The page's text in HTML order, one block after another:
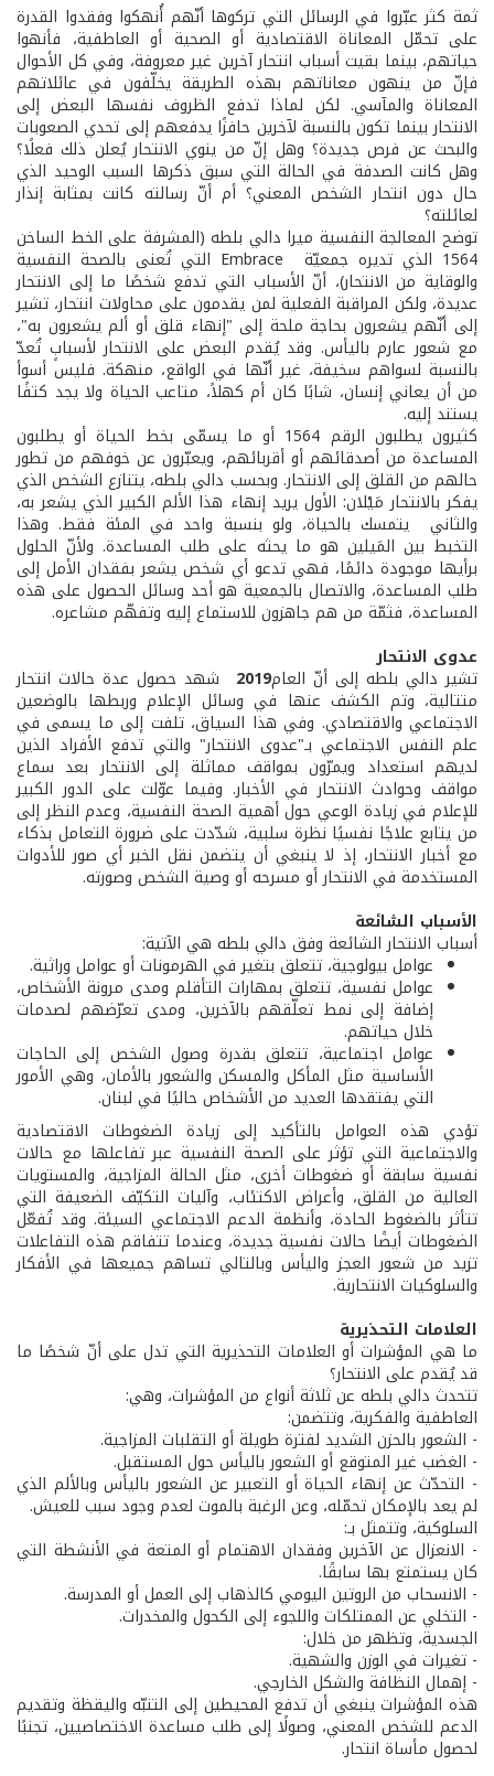
ثمة كثر عبّروا في الرسائل التي تركوها أنّهم أُنهكوا وفقدوا القدرة
على تحمّل المعاناة الاقتصادية أو الصحية أو العاطفية، فأنهوا
حياتهم، بينما بقيت أسباب انتحار آخرين غير معروفة، وفي كل الأحوال
فإنّ من ينهون معاناتهم بهذه الطريقة يخلّفون في عائلاتهم
المعاناة والمآسي. لكن لماذا تدفع الظروف نفسها البعض إلى
الانتحار بينما تكون بالنسبة لآخرين حافزًا يدفعهم إلى تحدي الصعوبات
والبحث عن فرص جديدة؟ وهل إنّ من ينوي الانتحار يُعلن ذلك فعلًا؟
وهل كانت الصدفة في الحالة التي سبق ذكرها السبب الوحيد الذي
حال دون انتحار الشخص المعني؟ أم أنّ رسالته كانت بمثابة إنذار
لعائلته؟
توضح المعالجة النفسية ميرا دالي بلطه (المشرفة على الخط الساخن
1564 الذي تديره جمعيّة Embrace التي تُعنى بالصحة النفسية
والوقاية من الانتحار)، أنّ الأسباب التي تدفع شخصًا ما إلى الانتحار
عديدة، ولكن المراقبة الفعلية لمن يقدمون على محاولات انتحار، تشير
إلى أنّهم يشعرون بحاجة ملحة إلى "إنهاء قلق أو ألم يشعرون به"،
مع شعور عارم باليأس. وقد يُقدم البعض على الانتحار لأسبابٍ تُعدّ
بالنسبة لسواهم سخيفة، غير أنّها في الواقع، منهكة. فليس أسوأ
من أن يعاني إنسان، شابًا كان أم كهلاً، متاعب الحياة ولا يجد كتفًا
يستند إليه.
كثيرون يطلبون الرقم 1564 أو ما يسمّى بخط الحياة أو يطلبون
المساعدة من أصدقائهم أو أقربائهم، ويعبّرون عن خوفهم من تطور
حالهم من القلق إلى الانتحار. وبحسب دالي بلطه، يتنازع الشخص الذي
يفكر بالانتحار مَيْلان: الأول يريد إنهاء هذا الألم الكبير الذي يشعر به،
والثاني يتمسك بالحياة، ولو بنسبة واحد في المئة فقط. وهذا
التخبط بين المَيلين هو ما يحثه على طلب المساعدة. ولأنّ الحلول
برأيها موجودة دائمًا، فهي تدعو أي شخص يشعر بفقدان الأمل إلى
طلب المساعدة، والاتصال بالجمعية هو أحد وسائل الحصول على هذه
المساعدة، فثمّة من هم جاهزون للاستماع إليه وتفهّم مشاعره.
عدوى الانتحار
تشير دالي بلطه إلى أنّ العام2019 شهد حصول عدة حالات انتحار
متتالية، وتم الكشف عنها في وسائل الإعلام وربطها بالوضعين
الاجتماعي والاقتصادي. وفي هذا السياق، تلفت إلى ما يسمى في
علم النفس الاجتماعي بـ"عدوى الانتحار" والتي تدفع الأفراد الذين
لديهم استعداد ويمرّون بمواقف مماثلة إلى الانتحار بعد سماع
مواقف وحوادث الانتحار في الأخبار. وفيما عوّلت على الدور الكبير
للإعلام في زيادة الوعي حول أهمية الصحة النفسية، وعدم النظر إلى
من يتابع علاجًا نفسيًا نظرة سلبية، شدّدت على ضرورة التعامل بذكاء
مع أخبار الانتحار، إذ لا ينبغي أن يتضمن نقل الخبر أي صور للأدوات
المستخدمة في الانتحار أو مسرحه أو وصية الشخص وصورته.
الأسباب الشائعة
أسباب الانتحار الشائعة وفق دالي بلطه هي الآتية:
عوامل بيولوجية، تتعلق بتغير في الهرمونات أو عوامل وراثية.
عوامل نفسية، تتعلق بمهارات التأقلم ومدى مرونة الأشخاص،
إضافة إلى نمط تعلّقهم بالآخرين، ومدى تعرّضهم لصدمات
خلال حياتهم.
عوامل اجتماعية، تتعلق بقدرة وصول الشخص إلى الحاجات
الأساسية مثل المأكل والمسكن والشعور بالأمان، وهي الأمور
التي يفتقدها العديد من الأشخاص حاليًا في لبنان.
تؤدي هذه العوامل بالتأكيد إلى زيادة الضغوطات الاقتصادية
والاجتماعية التي تؤثر على الصحة النفسية عبر تفاعلها مع حالات
نفسية سابقة أو ضغوطات أخرى، مثل الحالة المزاجية، والمستويات
العالية من القلق، وأعراض الاكتئاب، وآليات التكيّف الضعيفة التي
تتأثر بالضغوط الحادة، وأنظمة الدعم الاجتماعي السيئة. وقد تُفعّل
الضغوطات أيضًا حالات نفسية جديدة، وعندما تتفاقم هذه التفاعلات
تزيد من شعور العجز واليأس وبالتالي تساهم جميعها في الأفكار
والسلوكيات الانتحارية.
العلامات التحذيرية
ما هي المؤشرات أو العلامات التحذيرية التي تدل على أنّ شخصًا ما
قد يُقدم على الانتحار؟
تتحدث دالي بلطه عن ثلاثة أنواع من المؤشرات، وهي:
العاطفية والفكرية، وتتضمن:
- الشعور بالحزن الشديد لفترة طويلة أو التقلبات المزاجية.
- الغضب غير المتوقع أو الشعور باليأس حول المستقبل.
- التحدّث عن إنهاء الحياة أو التعبير عن الشعور باليأس وبالألم الذي
لم يعد بالإمكان تحمّله، وعن الرغبة بالموت لعدم وجود سبب للعيش.
السلوكية، وتتمثل بـ:
- الانعزال عن الآخرين وفقدان الاهتمام أو المتعة في الأنشطة التي
كان يستمتع بها سابقًا.
- الانسحاب من الروتين اليومي كالذهاب إلى العمل أو المدرسة.
- التخلي عن الممتلكات واللجوء إلى الكحول والمخدرات.
الجسدية، وتظهر من خلال:
- تغيرات في الوزن والشهية.
- إهمال النظافة والشكل الخارجي.
هذه المؤشرات ينبغي أن تدفع المحيطين إلى التنبّه واليقظة وتقديم
الدعم للشخص المعني، وصولًا إلى طلب مساعدة الاختصاصيين، تجنبًا
لحصول مأساة انتحار.